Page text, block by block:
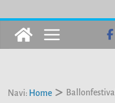
Navi: Home Ballonfestival